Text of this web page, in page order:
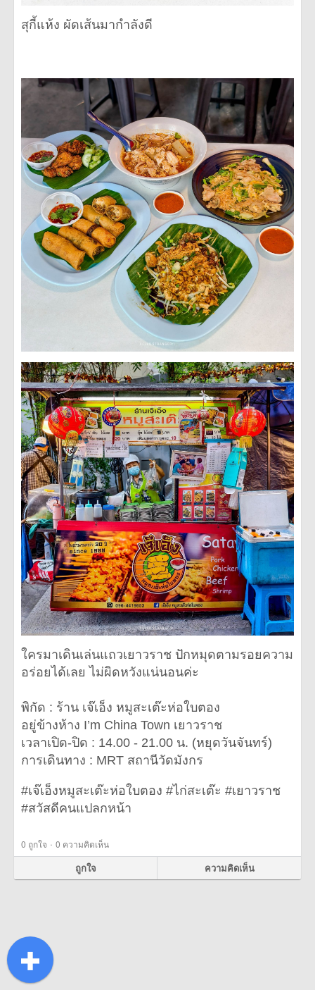
สุกี้แห้ง ผัดเส้นมากำลังดี
ใครมาเดินเล่นแถวเยาวราช ปักหมุดตามรอยความ
อร่อยได้เลย ไม่ผิดหวังแน่นอนค่ะ
พิกัด : ร้าน เจ๊เอ็ง หมูสะเต๊ะห่อใบตอง
อยู่ข้างห้าง I’m China Town เยาวราช
เวลาเปิด-ปิด : 14.00 - 21.00 น. (หยุดวันจันทร์)
การเดินทาง : MRT สถานีวัดมังกร
#เจ๊เอ็งหมูสะเต๊ะห่อใบตอง #ไก่สะเต๊ะ #เยาวราช
#สวัสดีคนแปลกหน้า
0 ถูกใจ · 0 ความคิดเห็น
ถูกใจ ความคิดเห็น